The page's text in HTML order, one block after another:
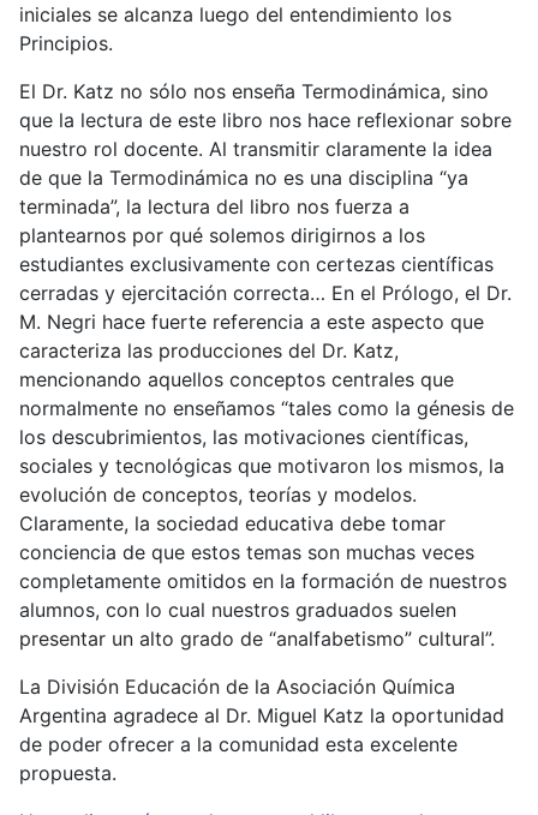
iniciales se alcanza luego del entendimiento los
Principios.
El Dr. Katz no sólo nos enseña Termodinámica, sino
que la lectura de este libro nos hace reflexionar sobre
nuestro rol docente. Al transmitir claramente la idea
de que la Termodinámica no es una disciplina “ya
terminada”, la lectura del libro nos fuerza a
plantearnos por qué solemos dirigirnos a los
estudiantes exclusivamente con certezas científicas
cerradas y ejercitación correcta… En el Prólogo, el Dr.
M. Negri hace fuerte referencia a este aspecto que
caracteriza las producciones del Dr. Katz,
mencionando aquellos conceptos centrales que
normalmente no enseñamos “tales como la génesis de
los descubrimientos, las motivaciones científicas,
sociales y tecnológicas que motivaron los mismos, la
evolución de conceptos, teorías y modelos.
Claramente, la sociedad educativa debe tomar
conciencia de que estos temas son muchas veces
completamente omitidos en la formación de nuestros
alumnos, con lo cual nuestros graduados suelen
presentar un alto grado de “analfabetismo” cultural”.
La División Educación de la Asociación Química
Argentina agradece al Dr. Miguel Katz la oportunidad
de poder ofrecer a la comunidad esta excelente
propuesta.